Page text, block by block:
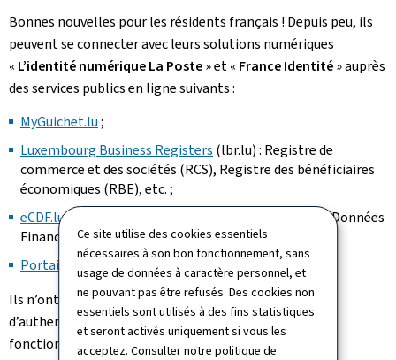
Ce site utilise des cookies essentiels
nécessaires à son bon fonctionnement, sans
usage de données à caractère personnel, et
ne pouvant pas être refusés. Des cookies non
essentiels sont utilisés à des fins statistiques
et seront activés uniquement si vous les
acceptez. Consulter notrepolitique de
Bonnes nouvelles pour les résidents français ! Depuis peu, ils
peuvent se connecter avec leurs solutions numériques
« L’identité numérique La Poste» et « France Identité» auprès
des services publics en ligne suivants :
MyGuichet.lu;
Luxembourg Business Registers (lbr.lu) : Registre de
commerce et des sociétés (RCS), Registre des bénéficiaires
économiques (RBE), etc. ;
eCDF.lu, la plateforme électronique de Collecte des Données
Financières ;
Portail des Marchés Publics
Ils n’ont donc plus besoin de se munir d’un produit
d’authentification luxembourgeois pour profiter des
fonctionnalités suivantes sur MyGuichet.lu :